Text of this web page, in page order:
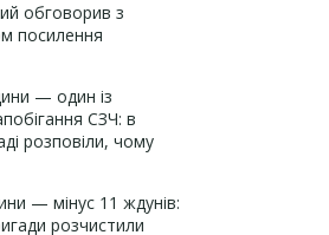
обговорив з
посилення
— один із
СЗЧ: в
розповіли, чому
— мінус 11 ждунів:
розчистили